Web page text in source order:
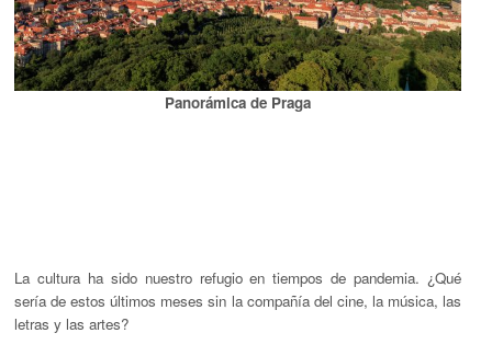
Panorámica de Praga
La cultura ha sido nuestro refugio en tiempos de pandemia. ¿Qué
sería de estos últimos meses sin la compañía del cine, la música, las
letras y las artes?